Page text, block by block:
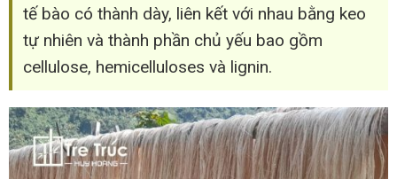
tế bào có thành dày, liên kết với nhau bằng keo
tự nhiên và thành phần chủ yếu bao gồm
cellulose, hemicelluloses và lignin.